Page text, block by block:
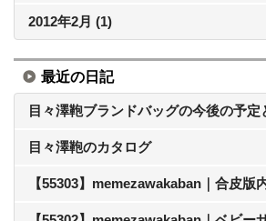
2012年2月 (1)
最近の日記
目々澤鞄ブランドバッグの今後の予定
目々澤鞄のカタログ
【55303】memezawakaban｜合皮版